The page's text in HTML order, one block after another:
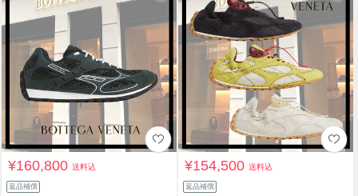
¥160,800送料込
返品補償
¥154,500送料込
返品補償